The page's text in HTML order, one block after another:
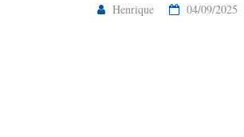
Henrique 04/09/2025